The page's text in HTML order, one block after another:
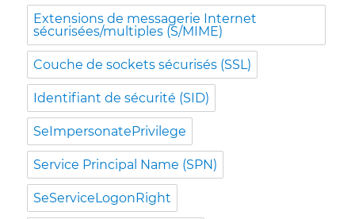
Extensions de messagerie Internet
sécurisées/multiples (S/MIME)
Couche de sockets sécurisés (SSL)
Identifiant de sécurité (SID)
SeImpersonatePrivilege
Service Principal Name (SPN)
SeServiceLogonRight